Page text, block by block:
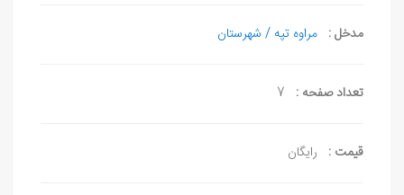
مدخل : مراوه تپه / شهرستان
تعداد صفحه : 7
قیمت : رایگان